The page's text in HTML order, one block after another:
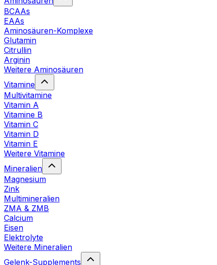
BCAAs
EAAs
Aminosäuren-Komplexe
Glutamin
Citrullin
Arginin
Weitere Aminosäuren
Vitamine
Multivitamine
Vitamin A
Vitamine B
Vitamin C
Vitamin D
Vitamin E
Weitere Vitamine
Mineralien
Magnesium
Zink
Multimineralien
ZMA & ZMB
Calcium
Eisen
Elektrolyte
Weitere Mineralien
Gelenk-Supplements